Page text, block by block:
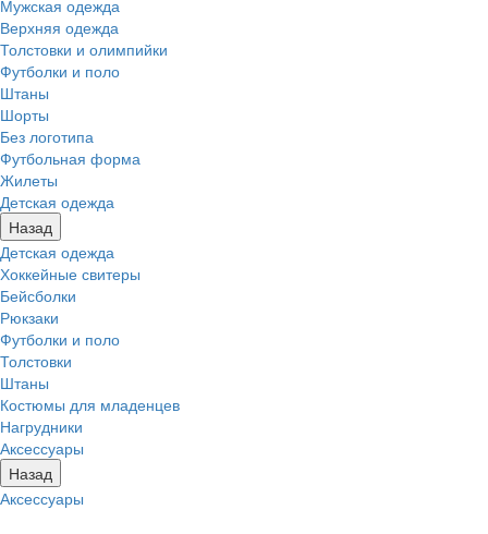
Мужская одежда
Верхняя одежда
Толстовки и олимпийки
Футболки и поло
Штаны
Шорты
Без логотипа
Футбольная форма
Жилеты
Детская одежда
Назад
Детская одежда
Хоккейные свитеры
Бейсболки
Рюкзаки
Футболки и поло
Толстовки
Штаны
Костюмы для младенцев
Нагрудники
Аксессуары
Назад
Аксессуары